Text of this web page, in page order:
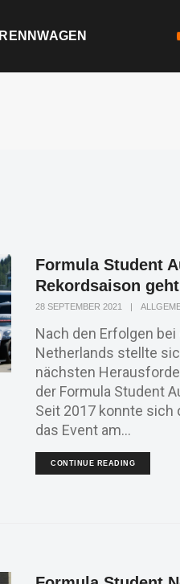
RENNWAGEN
Formula Student
Rekordsaison
28 SEPTEMBER 2021 |
‍Nach den Erfolgen
Netherlands stellte
nächsten
der Formula Student
Seit 2017 konnte sich
das Event am...
CONTINUE READING